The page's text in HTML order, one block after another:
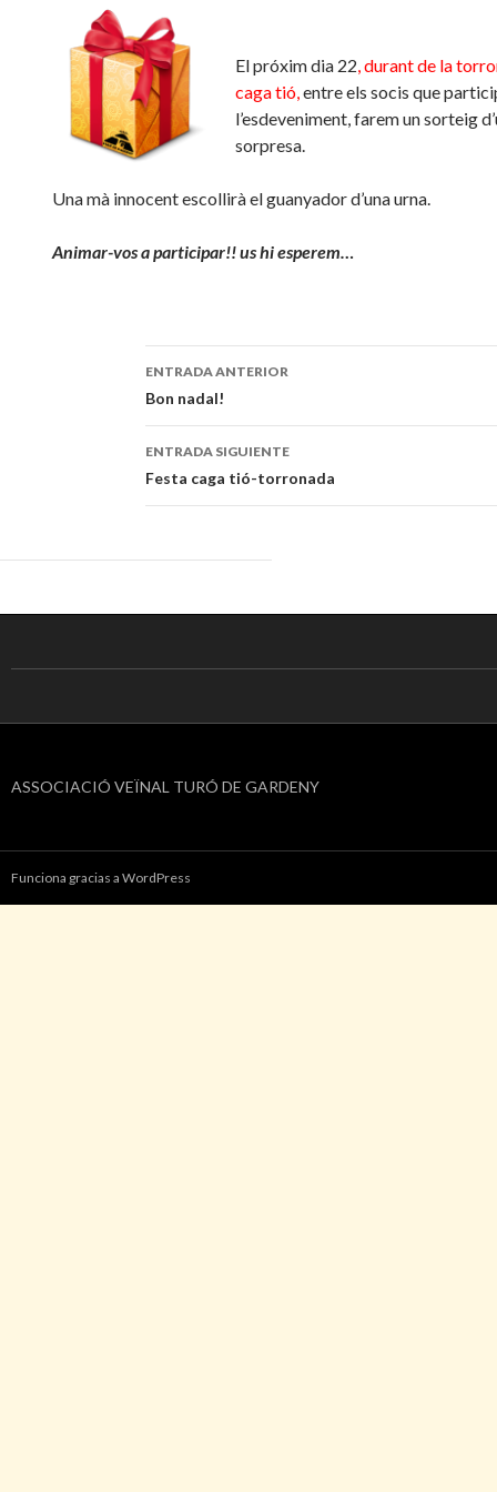
El próxim dia 22 , durant de la
caga tió, entre els socis que
l’esdeveniment, farem un sorteig
sorpresa.
Una mà innocent escollirà el guanyador d’una urna.
Animar-vos a participar!! us hi esperem…
Navegación
de
entradas
ENTRADA ANTERIOR
Bon nadal!
ENTRADA SIGUIENTE
Festa caga tió-torronada
ASSOCIACIÓ VEÏNAL TURÓ DE GARDENY
Funciona gracias a WordPress